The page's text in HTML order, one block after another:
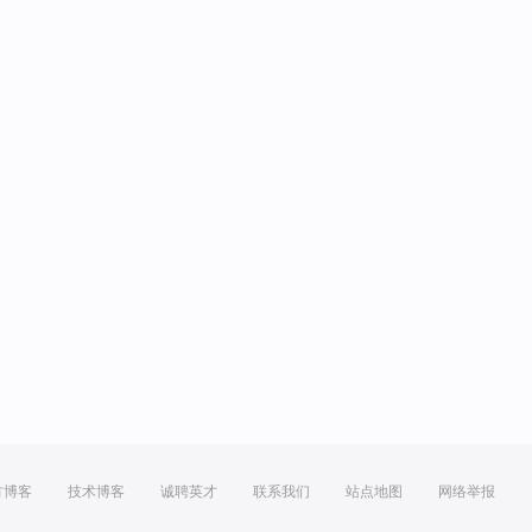
博客 技术博客 诚聘英才 联系我们 站点地图 网络举报